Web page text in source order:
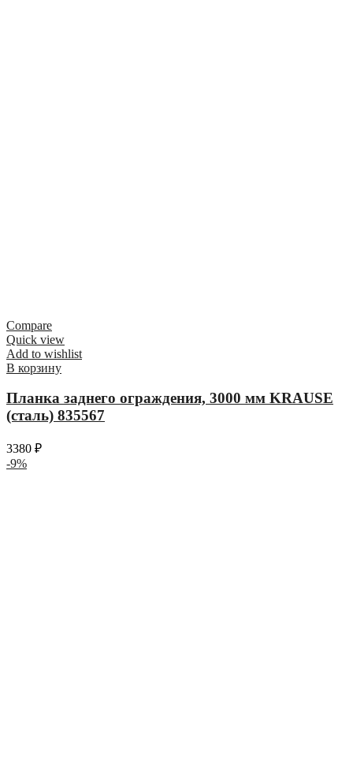
Compare
Quick view
Add to wishlist
В корзину
Планка заднего ограждения, 3000 мм KRAUSE
(сталь) 835567
3380 ₽
-9%